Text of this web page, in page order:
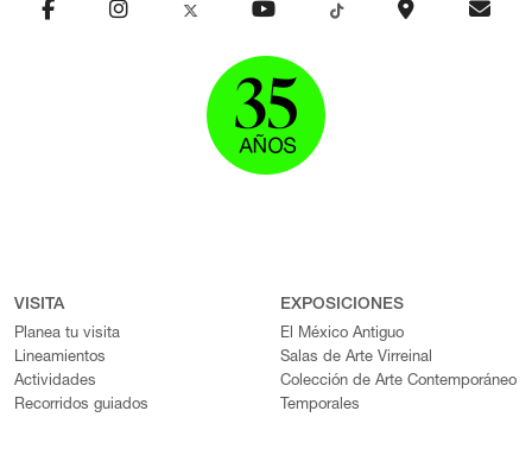
VISITA
Planea tu visita
Lineamientos
Actividades
Recorridos guiados
EXPOSICIONES
El México Antiguo
Salas de Arte Virreinal
Colección de Arte Contemporáneo
Temporales